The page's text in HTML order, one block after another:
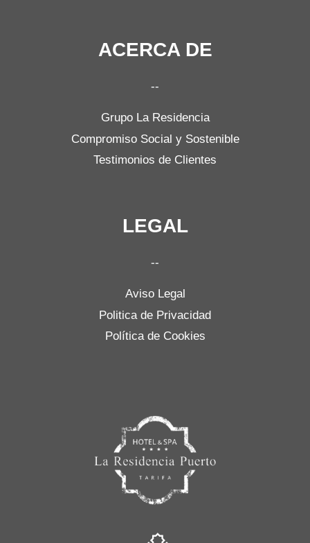
ACERCA DE
--
Grupo La Residencia
Compromiso Social y Sostenible
Testimonios de Clientes
LEGAL
--
Aviso Legal
Politica de Privacidad
Política de Cookies